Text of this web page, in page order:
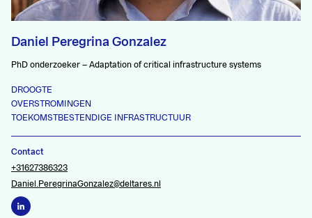
Daniel Peregrina Gonzalez
PhD onderzoeker – Adaptation of critical infrastructure systems
DROOGTE
OVERSTROMINGEN
TOEKOMSTBESTENDIGE INFRASTRUCTUUR
Contact
+31627386323
Daniel.PeregrinaGonzalez@deltares.nl